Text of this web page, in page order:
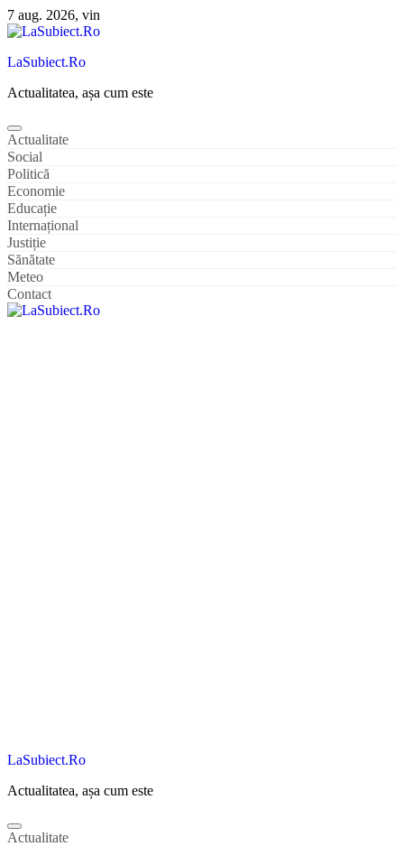
Sari
la
7 aug. 2026, vin
LaSubiect.Ro
Actualitatea, așa cum este
Actualitate
Social
Politică
Economie
Educație
Internațional
Justiție
Sănătate
Meteo
Contact
LaSubiect.Ro
Actualitatea, așa cum este
Actualitate